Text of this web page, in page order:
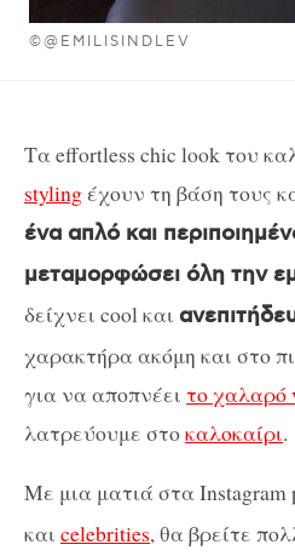
©@EMILISINDLEV
Τα effortless chic look του
stylingέχουν τη βάση τους
ένα απλό και
μεταμορφώσει όλη την
δείχνει cool και
χαρακτήρα ακόμη και στο
για να αποπνέει το χαλαρό
λατρεύουμε στοκαλοκαίρι.
Με μια ματιά στα Instagram
και celebrities, θα βρείτε